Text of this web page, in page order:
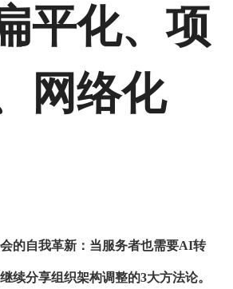
平化、项
网络化
会的自我革新：当服务者也需要AI转
续分享组织架构调整的3大方法论。